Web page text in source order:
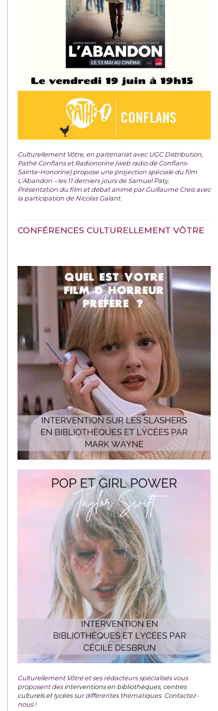
Culturellement Vôtre, en partenariat avec UGC Distribution,
Pathé Conflans et Radionorine (web radio de Conflans-
Sainte-Honorine) propose une projection spéciale du film
L’Abandon – les 11 derniers jours de Samuel Paty.
Présentation du film et débat animé par Guillaume Creis avec
la participation de Nicolas Galant.
CONFÉRENCES CULTURELLEMENT VÔTRE
Culturellement Vôtre et ses rédacteurs spécialisés vous
proposent desinterventions en bibliothèques, centres
culturels et lycéessur différentes thématiques. Contactez-
nous !